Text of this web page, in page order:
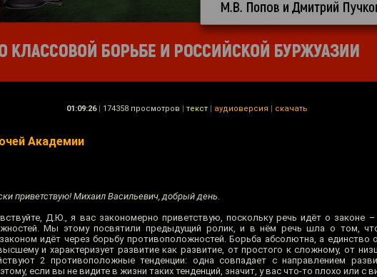
01:09:26 | 174358 просмотров | текст | аудиоверсия | скачать
Академии
приветствую! Михаил Васильевич, добрый день.
Д.Ю., я вас закономерно приветствую, поскольку речь идёт о законе
Мы этому посвятили предыдущий ролик, и в нём речь шла о том,
идёт через борьбу противоположностей. Борьба абсолютна, а единство
и характеризует развитие как развитие, от простого к сложному, от
2 противоположные тенденции: одна совпадает с направлением
если вы не видите в жизни таких тенденций, значит, у вас что-то плохо или с